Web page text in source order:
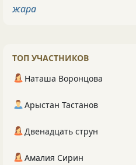
жара
ТОП УЧАСТНИКОВ
Наташа Воронцова
Арыстан Тастанов
Двенадцать струн
Амалия Сирин